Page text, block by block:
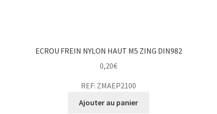
ECROU FREIN NYLON HAUT M5 ZING DIN982
0,20€
REF: ZMAEP2100
Ajouter au panier